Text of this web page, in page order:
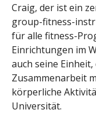
Craig, der ist ein
group-fitness-
für alle fitness-
Einrichtungen im
auch seine
Zusammenarbeit
körperliche
Universität.